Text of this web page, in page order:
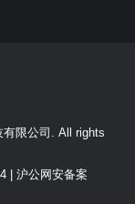
限公司. All rights
| 沪公网安备案